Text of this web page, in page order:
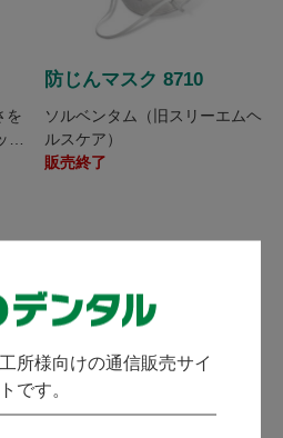
所様向けの通信販売サイ
トです。
を
防じんマスク 8710
ソルベンタム（旧スリーエムヘ
ルスケア）
販売終了